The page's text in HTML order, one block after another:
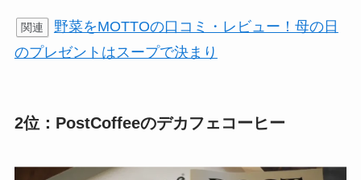
関連
野菜をMOTTOの口コミ・レビュー！母の日
のプレゼントはスープで決まり
2位：PostCoffeeのデカフェコーヒー